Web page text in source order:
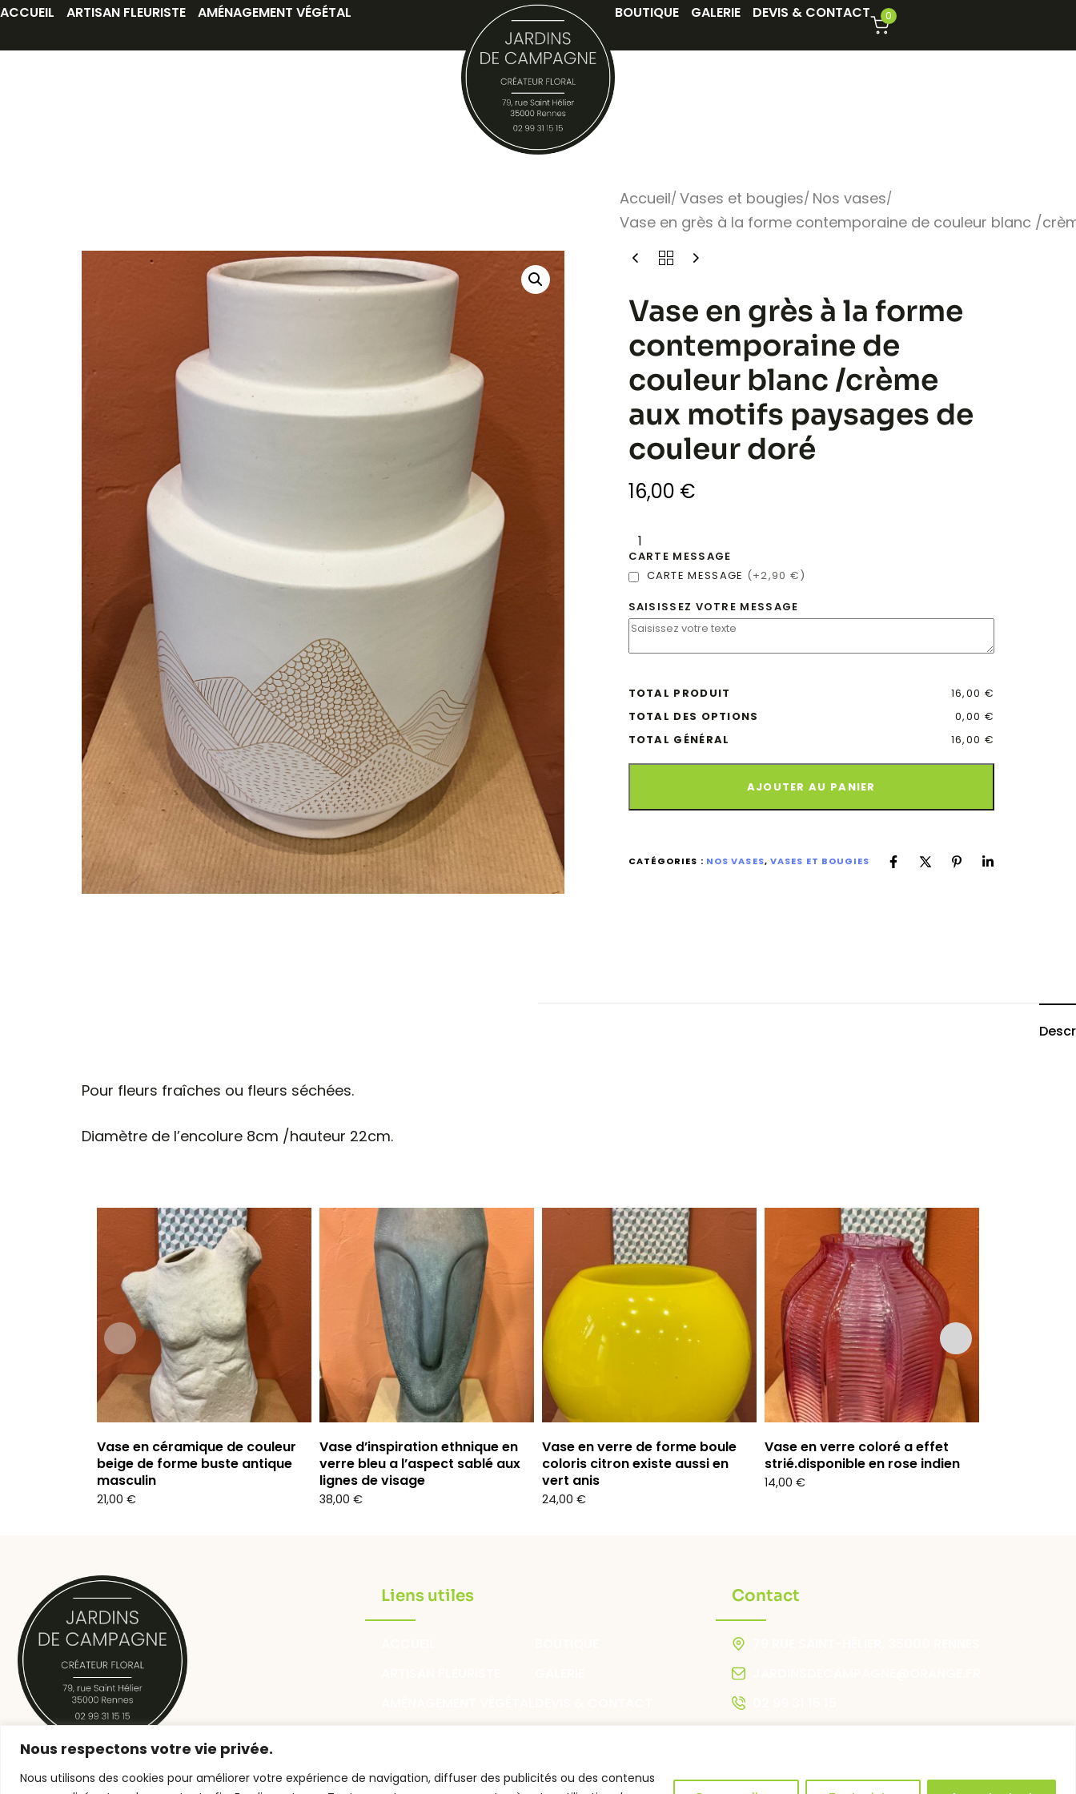
Nous respectons votre vie privée.
Nous utilisons des cookies pour améliorer votre expérience de navigation, diffuser des publicités ou des contenus
ACCUEIL ARTISAN FLEURISTE AMÉNAGEMENT VÉGÉTAL BOUTIQUE GALERIE DEVIS & CONTACT 0
Accueil Vases et bougies Nos vases
Vase en grès à la forme contemporaine de couleur blanc /
Vase en grès à la forme
contemporaine de
couleur blanc /crème
aux motifs paysages de
couleur doré
16,00 €
CARTE MESSAGE
CARTE MESSAGE (+2,90 €)
SAISISSEZ VOTRE MESSAGE
TOTAL PRODUIT
16,00 €
TOTAL DES OPTIONS
0,00 €
TOTAL GÉNÉRAL
16,00 €
AJOUTER AU PANIER
CATÉGORIES : NOS VASES, VASES ET BOUGIES
Pour fleurs fraîches ou fleurs séchées.
Diamètre de l’encolure 8cm /hauteur 22cm.
Vase en céramique de couleur
beige de forme buste antique
masculin
21,00€
Vase d’inspiration ethnique en
verre bleu a l’aspect sablé aux
lignes de visage
38,00€
Vase en verre de forme boule
coloris citron existe aussi en
vert anis
24,00 €
Vase en verre coloré a effet
strié.disponible en rose indien
14,00 €
Jardins de Campagne, vos artisans fleuristes
Rennais à votre service
Liens utiles Contact